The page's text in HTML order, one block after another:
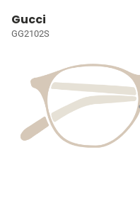
Gucci
GG2102S